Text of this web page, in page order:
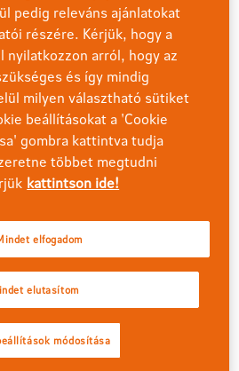
készülhet
mellé választható kiegészítő
nyújthatnak baleset
energiával a gyógyulásra
magát, szeretteit és gyermekeit
pedig releváns ajánlatokat
részére. Kérjük, hogy a
nyilatkozzon arról, hogy az
és így mindig
milyen választható sütiket
beállításokat a 'Cookie
gombra kattintva tudja
többet megtudni
kattintson ide!
elutasítom
elfogadom
módosítása